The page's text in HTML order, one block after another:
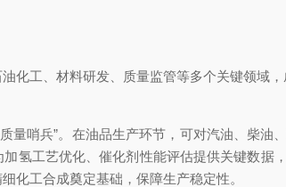
工、材料研发、质量监管等多个关键领域，
哨兵”。在油品生产环节，可对汽油、柴油
氢工艺优化、催化剂性能评估提供关键数
化工合成奠定基础，保障生产稳定性。